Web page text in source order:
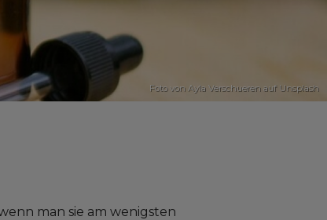
Foto von Ayla Verschueren auf Unsplash
man sie am wenigsten